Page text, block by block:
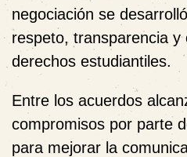
negociación se
respeto, transparencia
derechos estudiantiles.
Entre los acuerdos
compromisos por parte
para mejorar la